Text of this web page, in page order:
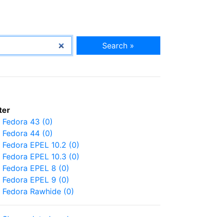
Search »
Fedora 43 (0)
Fedora 44 (0)
Fedora EPEL 10.2 (0)
Fedora EPEL 10.3 (0)
Fedora EPEL 8 (0)
Fedora EPEL 9 (0)
Fedora Rawhide (0)